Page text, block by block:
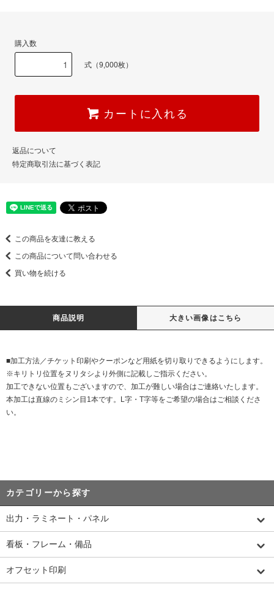
購入数
式（9,000枚）
カートに入れる
返品について
特定商取引法に基づく表記
この商品を友達に教える
この商品について問い合わせる
買い物を続ける
商品説明 大きい画像はこちら
■加工方法／チケット印刷やクーポンなど用紙を切り取りできるようにします。
※キリトリ位置をヌリタシより外側に記載しご指示ください。
加工できない位置もございますので、加工が難しい場合はご連絡いたします。
本加工は直線のミシン目1本です。L字・T字等をご希望の場合はご相談くださ
い。
カテゴリーから探す
出力・ラミネート・パネル
看板・フレーム・備品
オフセット印刷